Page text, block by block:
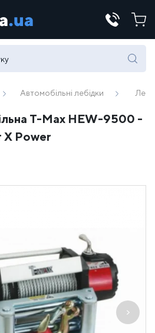
Телефони:
430 82-15
Автомобільні лебідки
T-Max HEW-9500 -
X Power